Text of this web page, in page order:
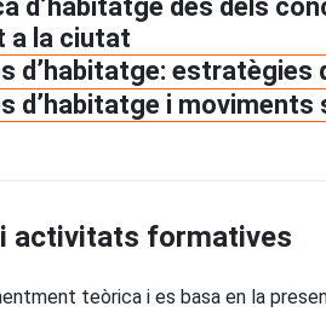
d’habitatge des dels
a la ciutat
d’habitatge: estratègies
d’habitatge i moviments
activitats formatives
teòrica i es basa en la